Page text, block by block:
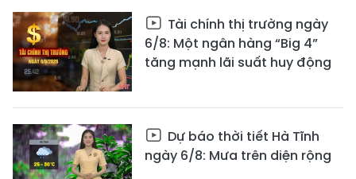
Tài chính thị trường ngày
6/8: Một ngân hàng “Big 4”
tăng mạnh lãi suất huy động
Dự báo thời tiết Hà Tĩnh
ngày 6/8: Mưa trên diện rộng